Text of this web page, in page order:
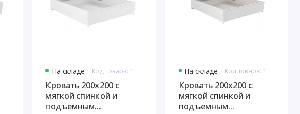
Код товара: 10957 На складе Код товара: 10981
Кровать 200x200 с
мягкой спинкой и
подъемным
На складе Код товара: 11004
Кровать 200x200 с
мягкой спинкой и
подъемным